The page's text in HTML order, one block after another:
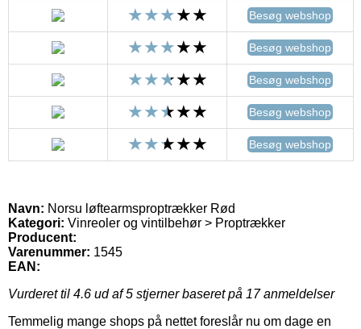
Besøg webshop
Besøg webshop
Besøg webshop
Besøg webshop
Besøg webshop
Navn: Norsu løftearmsproptrækker Rød
Kategori: Vinreoler og vintilbehør > Proptrækker
Producent:
Varenummer: 1545
EAN:
Vurderet til 4.6 ud af 5 stjerner baseret på 17anmeldelser
Temmelig mange shops på nettet foreslår nu om dage en